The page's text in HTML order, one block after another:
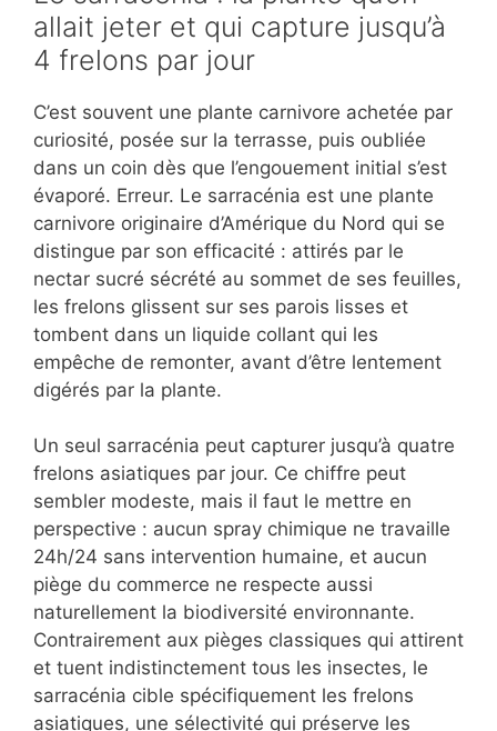
allait jeter et qui capture jusqu’à
4 frelons par jour
C’est souvent une plante carnivore achetée par
curiosité, posée sur la terrasse, puis oubliée
dans un coin dès que l’engouement initial s’est
évaporé. Erreur. Le sarracénia est une plante
carnivore originaire d’Amérique du Nord qui se
distingue par son efficacité : attirés par le
nectar sucré sécrété au sommet de ses feuilles,
les frelons glissent sur ses parois lisses et
tombent dans un liquide collant qui les
empêche de remonter, avant d’être lentement
digérés par la plante.
Un seul sarracénia peut capturer jusqu’à quatre
frelons asiatiques par jour. Ce chiffre peut
sembler modeste, mais il faut le mettre en
perspective : aucun spray chimique ne travaille
24h/24 sans intervention humaine, et aucun
piège du commerce ne respecte aussi
naturellement la biodiversité environnante.
Contrairement aux pièges classiques qui attirent
et tuent indistinctement tous les insectes, le
sarracénia cible spécifiquement les frelons
asiatiques, une sélectivité qui préserve les